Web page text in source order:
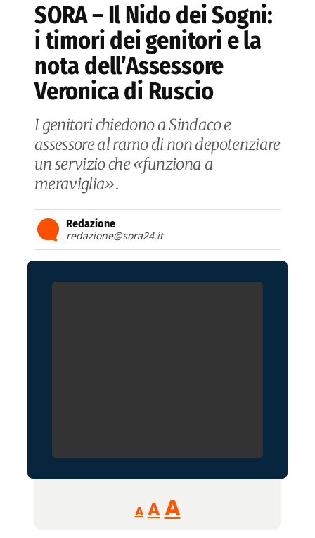
SORA – Il Nido dei Sogni:
i timori dei genitori e la
nota dell’Assessore
Veronica di Ruscio
I genitori chiedono a Sindaco e
assessore al ramo di non depotenziare
un servizio che «funziona a
meraviglia».
Redazione
redazione@sora24.it
A
Reducir
tamaño
A Restablecer
AAumentar